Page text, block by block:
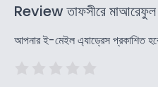
Review তাফসীরে
আপনার ই-মেইল এ্যাড্রেস প্রকাশিত